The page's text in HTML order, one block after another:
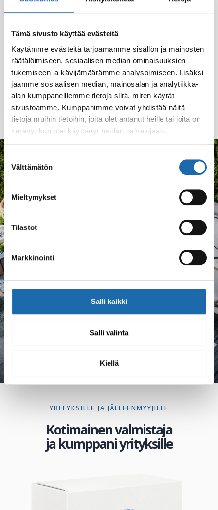
Tämä sivusto käyttää evästeitä
Käytämme evästeitä tarjoamamme sisällön ja mainosten
räätälöimiseen, sosiaalisen median ominaisuuksien
tukemiseen ja kävijämäärämme analysoimiseen. Lisäksi
jaamme sosiaalisen median, mainosalan ja analytiikka-
alan kumppaneillemme tietoja siitä, miten käytät
sivustoamme. Kumppanimme voivat yhdistää näitä
tietoja muihin tietoihin, joita olet antanut heille tai joita on
kerätty, kun olet käyttänyt heidän palvelujaan.
Suostumuksen
valinta
Välttämätön
Mieltymykset
Tilastot
Markkinointi
Salli kaikki
Salli valinta
Kiellä
Softcare
Vesipohjainen
Tekstiilisuoja
Lue lisää
Lyhyitä kokemuksia tuotteista ja lopputuloksesta
Hajunpoistaja toimi hyvin. Suihkimme sillä
Aine on myös riittoisaa.
YRITYKSILLE JA JÄLLEENMYYJILLE
Kotimainen valmistaja
ja kumppani yrityksille